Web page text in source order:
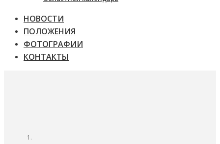
НОВОСТИ
ПОЛОЖЕНИЯ
ФОТОГРАФИИ
КОНТАКТЫ